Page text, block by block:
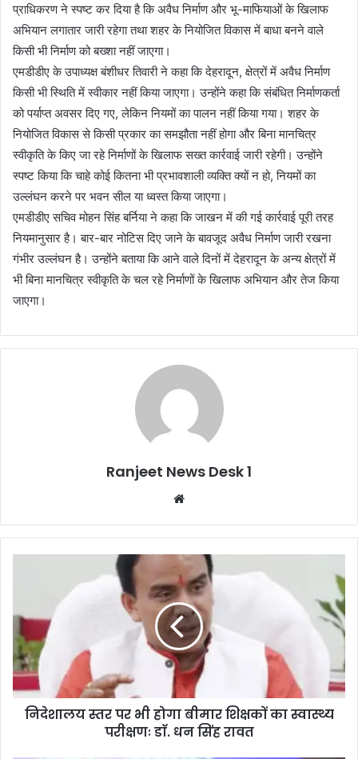
प्राधिकरण ने स्पष्ट कर दिया है कि अवैध निर्माण और भू-माफियाओं के खिलाफ
अभियान लगातार जारी रहेगा तथा शहर के नियोजित विकास में बाधा बनने वाले
किसी भी निर्माण को बख्शा नहीं जाएगा।
एमडीडीए के उपाध्यक्ष बंशीधर तिवारी ने कहा कि देहरादून, क्षेत्रों में अवैध निर्माण
किसी भी स्थिति में स्वीकार नहीं किया जाएगा। उन्होंने कहा कि संबंधित निर्माणकर्ता
को पर्याप्त अवसर दिए गए, लेकिन नियमों का पालन नहीं किया गया। शहर के
नियोजित विकास से किसी प्रकार का समझौता नहीं होगा और बिना मानचित्र
स्वीकृति के किए जा रहे निर्माणों के खिलाफ सख्त कार्रवाई जारी रहेगी। उन्होंने
स्पष्ट किया कि चाहे कोई कितना भी प्रभावशाली व्यक्ति क्यों न हो, नियमों का
उल्लंघन करने पर भवन सील या ध्वस्त किया जाएगा।
एमडीडीए सचिव मोहन सिंह बर्निया ने कहा कि जाखन में की गई कार्रवाई पूरी तरह
नियमानुसार है। बार-बार नोटिस दिए जाने के बावजूद अवैध निर्माण जारी रखना
गंभीर उल्लंघन है। उन्होंने बताया कि आने वाले दिनों में देहरादून के अन्य क्षेत्रों में
भी बिना मानचित्र स्वीकृति के चल रहे निर्माणों के खिलाफ अभियान और तेज किया
जाएगा।
Ranjeet News Desk 1
te
निदेशालय स्तर पर भी होगा बीमार शिक्षकों का स्वास्थ्य
परीक्षणः डाॅ. धन सिंह रावत